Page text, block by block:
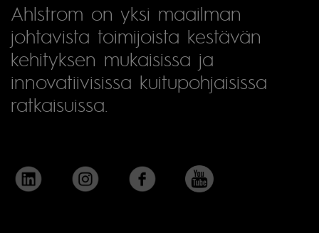
Ahlstrom on yksi maailman
johtavista toimijoista kestävän
kehityksen mukaisissa ja
innovatiivisissa kuitupohjaisissa
ratkaisuissa.